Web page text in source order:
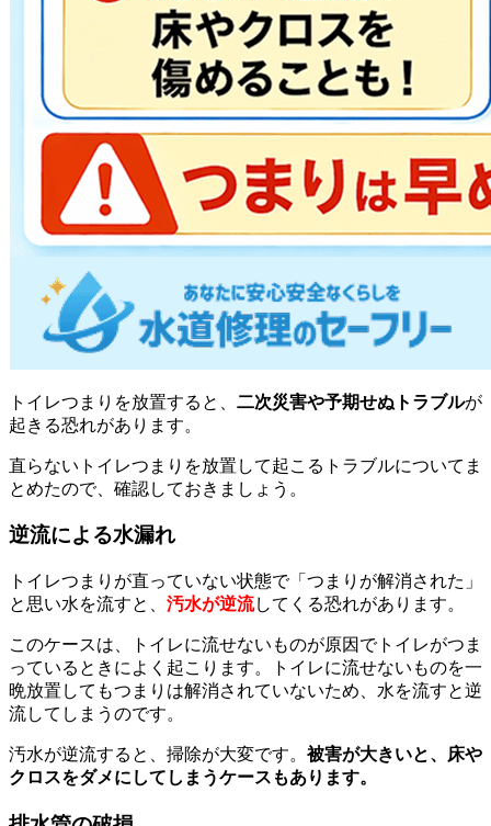
トイレつまりを放置すると、 二次災害や予期せぬトラブルが
起きる恐れがあります。
直らないトイレつまりを放置して起こるトラブルについてま
とめたので、確認しておきましょう。
逆流による水漏れ
トイレつまりが直っていない状態で「つまりが解消された」
と思い水を流すと、 汚水が逆流してくる恐れがあります。
このケースは、トイレに流せないものが原因でトイレがつま
っているときによく起こります。トイレに流せないものを一
晩放置してもつまりは解消されていないため、水を流すと逆
流してしまうのです。
汚水が逆流すると、掃除が大変です。 被害が大きいと、床や
クロスをダメにしてしまうケースもあります。